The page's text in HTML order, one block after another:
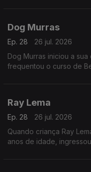
Dog Murras
Ep. 28
26 jul. 2026
Dog Murras iniciou a
frequentou o curso de
Ray Lema
Ep. 28
26 jul. 2026
Quando criança Ray
anos de idade,